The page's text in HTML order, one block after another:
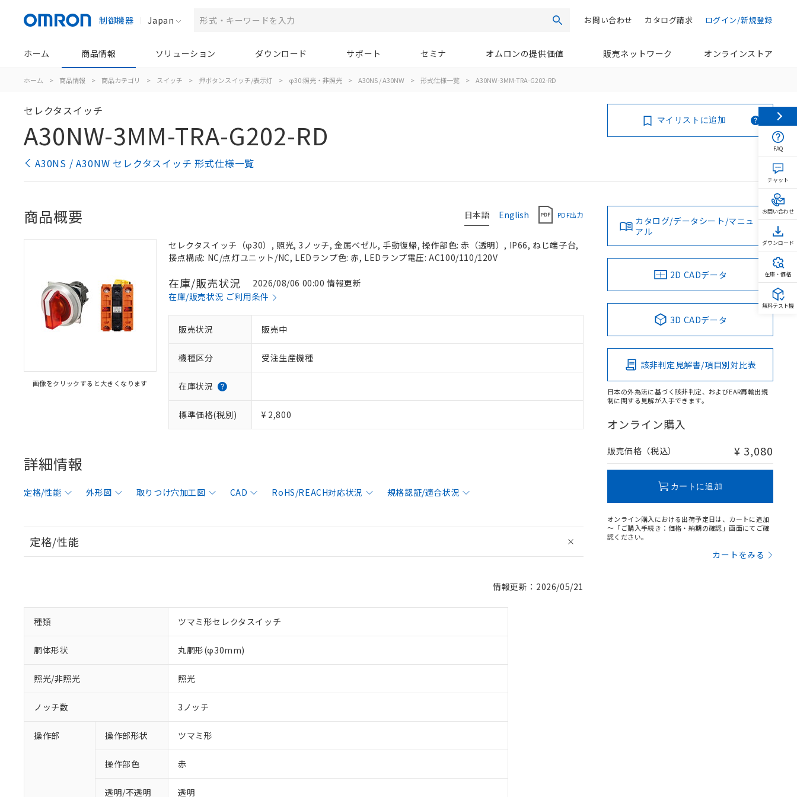
制御機器 Japan 検索 ログイン/新規登録
カタログ請求
お問い合わせ
ホーム 商品情報 ソリューション ダウンロード サポート セミナ オムロンの提供価値 販売ネットワーク オンラインストア
ホーム > 商品情報 > 商品カテゴリ > スイッチ > 押ボタンスイッチ/表示灯 > φ30:照光・非照光 > A30NS / A30NW > 形式仕様一覧 > A30NW-3MM-TRA-G202-RD
セレクタスイッチ
A30NW-3MM-TRA-G202-RD
A30NS / A30NW セレクタスイッチ 形式仕様一覧
マイリストに追加
日本語 English PDF出力
商品概要
画像をクリックすると大きくなります
セレクタスイッチ（φ30）, 照光, 3ノッチ, 金属ベゼル, 手動復帰, 操作部色: 赤（透明）, IP66, ねじ端子台,
接点構成: NC/点灯ユニット/NC, LEDランプ色: 赤, LEDランプ電圧: AC100/110/120V
在庫/販売状況
2026/08/06 00:00 情報更新
在庫/販売状況 ご利用条件
販売状況 販売中
機種区分 受注生産機種
在庫状況
標準価格(税別) ¥ 2,800
詳細情報
定格/性能 外形図 取りつけ穴加工図 CAD RoHS/REACH対応状況 規格認証/適合状況
定格/性能
情報更新：2026/05/21
種類 ツマミ形セレクタスイッチ
胴体形状 丸胴形(φ30mm)
照光/非照光 照光
ノッチ数 3ノッチ
操作部 操作部形状 ツマミ形
操作部色 赤
透明/不透明 透明
カタログ/データシート/マニュ
アル
2D CADデータ
3D CADデータ
該非判定見解書/項目別対比表
日本の外為法に基づく該非判定、およびEAR再輸出規
制に関する見解が入手できます。
オンライン購入
販売価格（税込） ¥ 3,080
カートに追加
オンライン購入における出荷予定日は、カートに追加
～「ご購入手続き：価格・納期の確認」画面にてご確
認ください。
カートをみる
FAQ
チャット
お問い合わせ
ダウンロード
在庫・価格
無料テスト機